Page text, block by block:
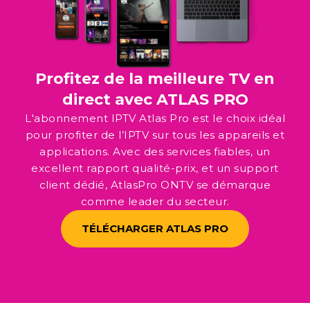
Profitez de la meilleure TV en
direct avec ATLAS PRO
L'abonnement IPTV Atlas Pro est le choix idéal
pour profiter de l’IPTV sur tous les appareils et
applications. Avec des services fiables, un
excellent rapport qualité-prix, et un support
client dédié, AtlasPro ONTV se démarque
comme leader du secteur.
TÉLÉCHARGER ATLAS PRO